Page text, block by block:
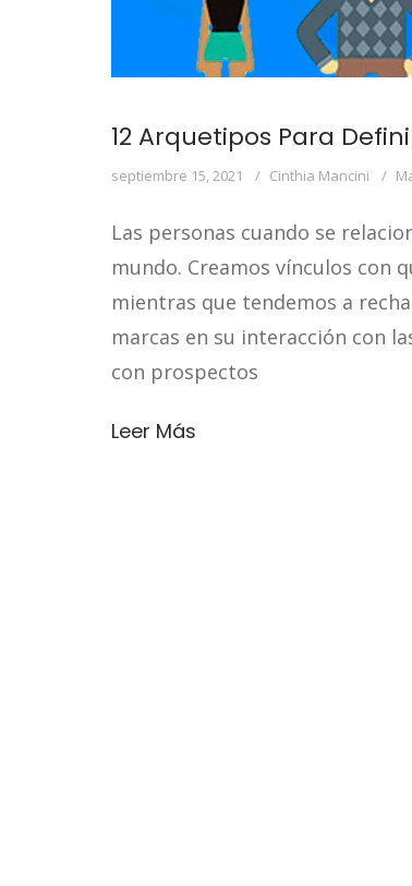
12 Arquetipos Para
septiembre 15, 2021 Cinthia Mancini
Las personas cuando se
mundo. Creamos vínculos con
mientras que tendemos a
marcas en su interacción con
con prospectos
Leer Más